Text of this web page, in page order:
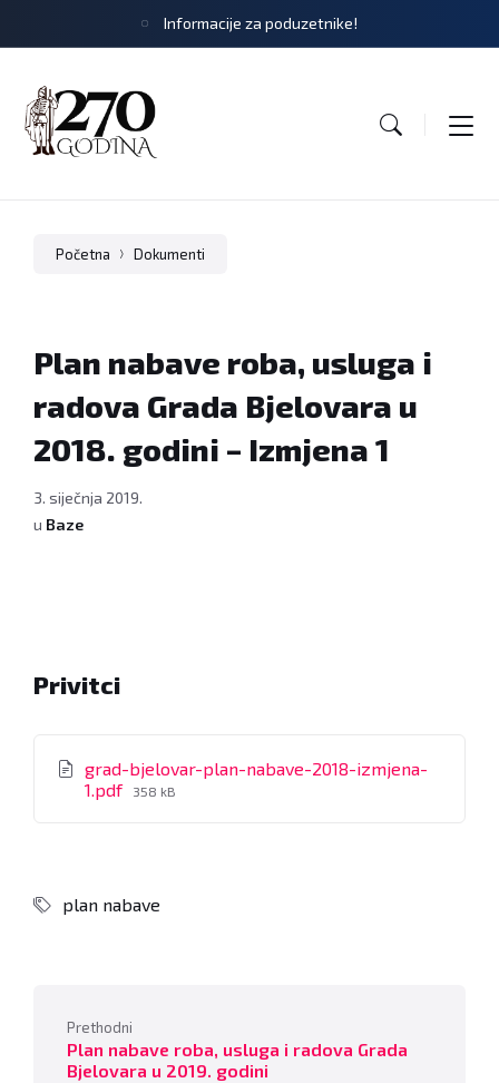
Informacije za poduzetnike!
Početna Dokumenti
Plan nabave roba, usluga i
radova Grada Bjelovara u
2018. godini – Izmjena 1
3. siječnja 2019.
u Baze
Privitci
grad-bjelovar-plan-nabave-2018-izmjena-
1.pdf File
358 kB
plan nabave
Prethodni
Plan nabave roba, usluga i radova Grada
Bjelovara u 2019. godini